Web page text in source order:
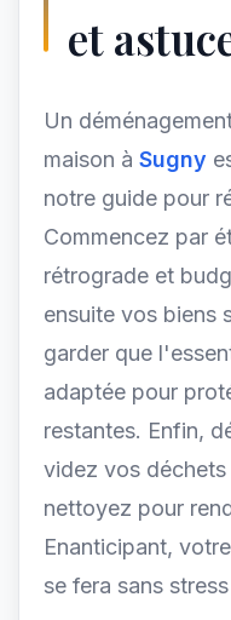
et
Un
maison à Sugny
notre guide pour
Commencez par
rétrograde et
ensuite vos biens
garder que
adaptée pour
restantes. Enfin,
videz vos
nettoyez pour
Enanticipant,
se fera sans stress